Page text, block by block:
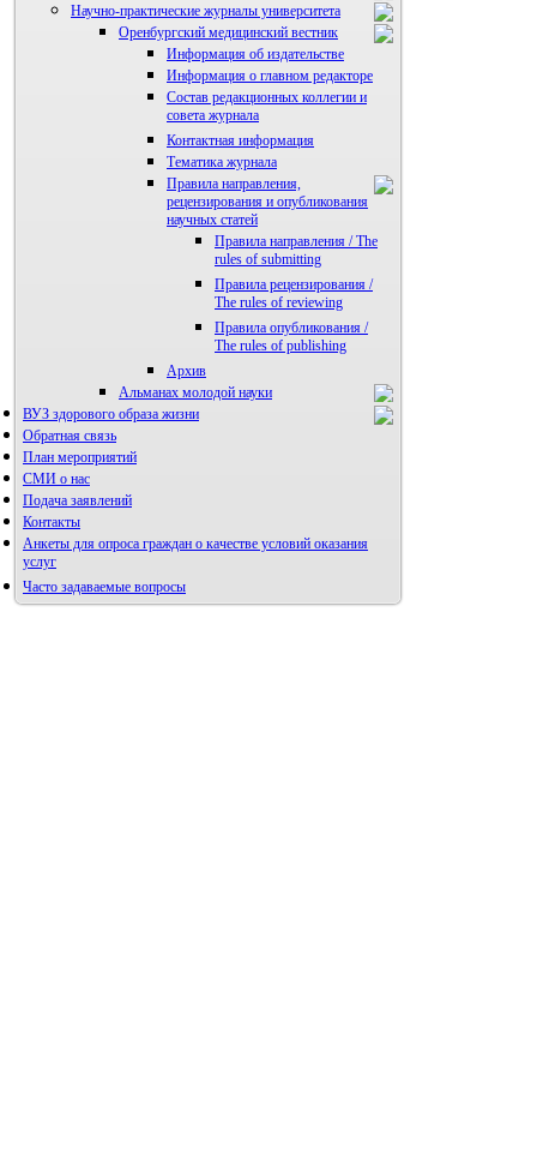
Научно-практические журналы университета
Оренбургский медицинский вестник
Информация об издательстве
Информация о главном редакторе
Состав редакционных коллегии и
совета журнала
Контактная информация
Тематика журнала
Правила направления,
рецензирования и опубликования
научных статей
Правила направления / The
rules of submitting
Правила рецензирования /
The rules of reviewing
Правила опубликования /
The rules of publishing
Архив
Альманах молодой науки
Редакция журнала
ВУЗ здорового образа жизни
Фотогалерея
Обратная связь
План мероприятий
СМИ о нас
Подача заявлений
Контакты
Анкеты для опроса граждан о качестве условий оказания
услуг
Часто задаваемые вопросы